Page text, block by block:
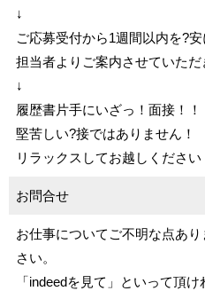
↓
ご応募受付から1週間以内を?安
担当者よりご案内させていただ
↓
履歴書片手にいざっ！面接！！
堅苦しい?接ではありません！
リラックスしてお越しください
お問合せ
お仕事についてご不明な点あ
さい。
「indeedを見て」といって頂